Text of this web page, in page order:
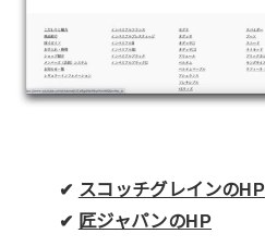
✔︎ スコッチグレインのHP
✔︎ 匠ジャパンのHP